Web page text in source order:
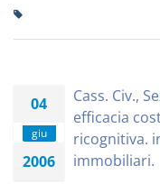
04
giu
2006
Cass. Civ.,
efficacia
ricognitiva.
immobiliari.